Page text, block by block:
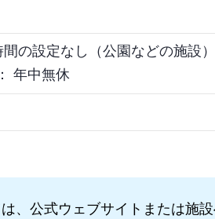
の設定なし（公園などの施設）
年中無休
、公式ウェブサイトまたは施設